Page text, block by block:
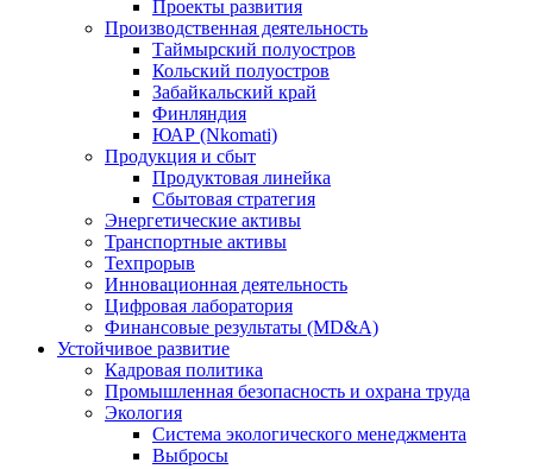
Проекты развития
Производственная деятельность
Таймырский полуостров
Кольский полуостров
Забайкальский край
Финляндия
ЮАР (Nkomati)
Продукция и сбыт
Продуктовая линейка
Сбытовая стратегия
Энергетические активы
Транспортные активы
Техпрорыв
Инновационная деятельность
Цифровая лаборатория
Финансовые результаты (MD&A)
Устойчивое развитие
Кадровая политика
Промышленная безопасность и охрана труда
Экология
Система экологического менеджмента
Выбросы